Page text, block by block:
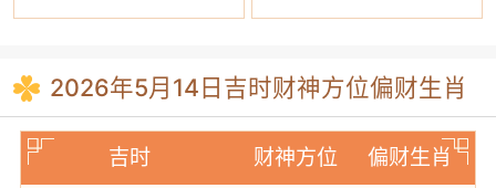
2026年5月14日吉时财神方位偏财生肖
吉时 财神方位 偏财生肖